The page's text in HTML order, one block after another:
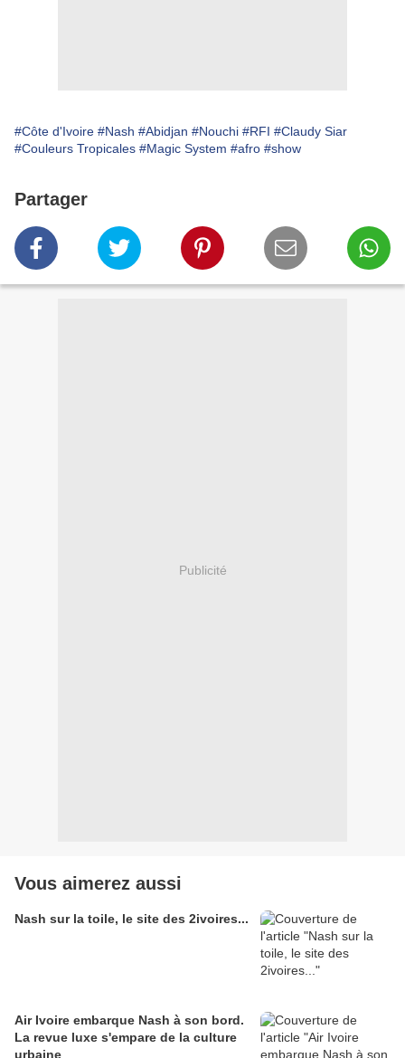
#Côte d'Ivoire #Nash #Abidjan #Nouchi #RFI #Claudy Siar
#Couleurs Tropicales #Magic System #afro #show
Partager
Publicité
Vous aimerez aussi
Nash sur la toile, le site des 2ivoires...
Air Ivoire embarque Nash à son bord.
La revue luxe s'empare de la culture
urbaine